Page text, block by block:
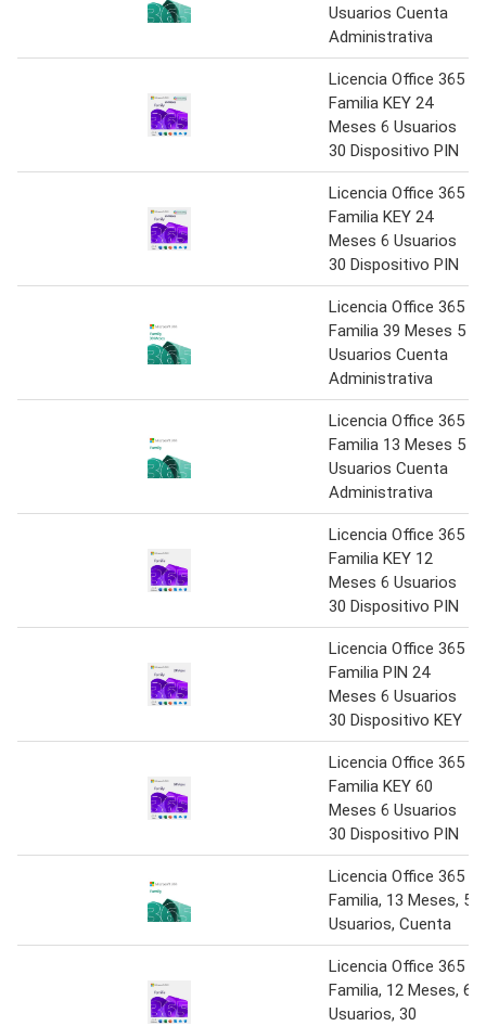
Usuarios Cuenta
Administrativa
Licencia Office 365
Familia KEY 24
Meses 6 Usuarios
30 Dispositivo PIN
Licencia Office 365
Familia KEY 24
Meses 6 Usuarios
30 Dispositivo PIN
Licencia Office 365
Familia 39 Meses 5
Usuarios Cuenta
Administrativa
Licencia Office 365
Familia 13 Meses 5
Usuarios Cuenta
Administrativa
Licencia Office 365
Familia KEY 12
Meses 6 Usuarios
30 Dispositivo PIN
Licencia Office 365
Familia PIN 24
Meses 6 Usuarios
30 Dispositivo KEY
Licencia Office 365
Familia KEY 60
Meses 6 Usuarios
30 Dispositivo PIN
Licencia Office 365
Familia, 13 Meses, 5
Usuarios, Cuenta
Licencia Office 365
Familia, 12 Meses, 6
Usuarios, 30